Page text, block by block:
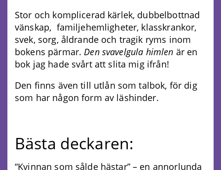
Stor och komplicerad kärlek, dubbelbottnad
vänskap, familjehemligheter, klasskrankor,
svek, sorg, åldrande och tragik ryms inom
bokens pärmar.Den svavelgula himlen är en
bok jag hade svårt att slita mig ifrån!
Den finns även till utlån som talbok, för dig
som har någon form av läshinder.
Bästa deckaren:
“Kvinnan som sålde hästar” – en annorlunda